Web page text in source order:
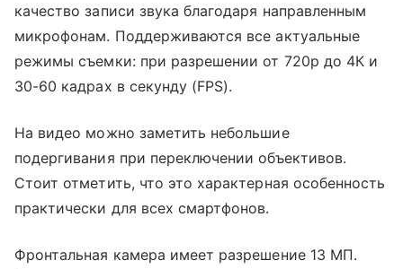
качество записи звука благодаря направленным
микрофонам. Поддерживаются все актуальные
режимы съемки: при разрешении от 720р до 4К и
30-60 кадрах в секунду (FPS).
На видео можно заметить небольшие
подергивания при переключении объективов.
Стоит отметить, что это характерная особенность
практически для всех смартфонов.
Фронтальная камера имеет разрешение 13 МП.